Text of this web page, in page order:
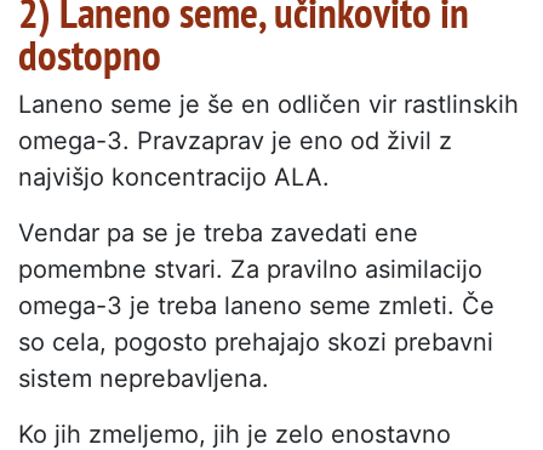
2) Laneno seme, učinkovito in
dostopno
Laneno seme je še en odličen vir rastlinskih
omega-3. Pravzaprav je eno od živil z
najvišjo koncentracijo ALA.
Vendar pa se je treba zavedati ene
pomembne stvari. Za pravilno asimilacijo
omega-3 je treba laneno seme zmleti. Če
so cela, pogosto prehajajo skozi prebavni
sistem neprebavljena.
Ko jih zmeljemo, jih je zelo enostavno